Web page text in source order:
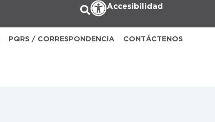
Accesibilidad
PQRS / CORRESPONDENCIA CONTÁCTENOS